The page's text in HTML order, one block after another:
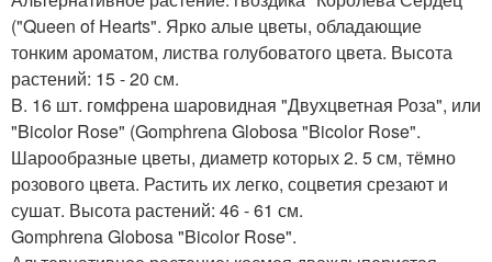
("Queen of Hearts". Ярко алые цветы, обладающие
тонким ароматом, листва голубоватого цвета. Высота
растений: 15 - 20 см.
B. 16 шт. гомфрена шаровидная "Двухцветная Роза", или
"Bicolor Rose" (Gomphrena Globosa "Bicolor Rose".
Шарообразные цветы, диаметр которых 2. 5 см, тёмно
розового цвета. Растить их легко, соцветия срезают и
сушат. Высота растений: 46 - 61 см.
Gomphrena Globosa "Bicolor Rose".